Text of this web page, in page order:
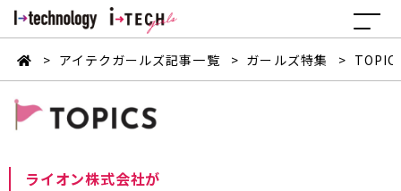
> アイテクガールズ記事一覧 > ガールズ特集 >
ライオン株式会社が